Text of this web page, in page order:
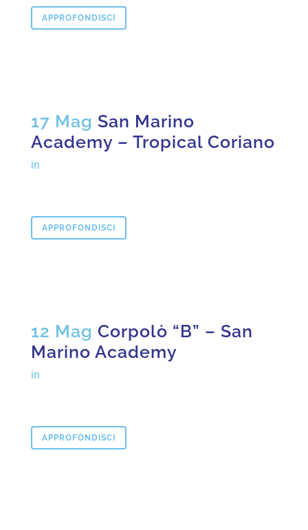
APPROFONDISCI
17 Mag San Marino
Academy – Tropical Coriano
in
APPROFONDISCI
12 Mag Corpolò “B” – San
Marino Academy
in
APPROFONDISCI